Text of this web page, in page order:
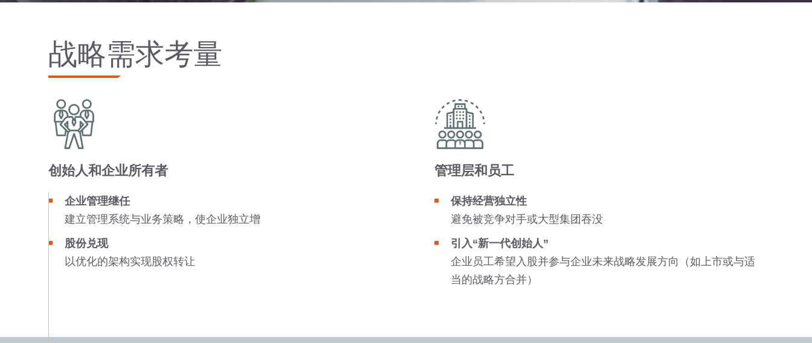
战略需求考量
创始人和企业所有者
企业管理继任
建立管理系统与业务策略，使企业独立增
股份兑现
以优化的架构实现股权转让
管理层和员工
保持经营独立性
避免被竞争对手或大型集团吞没
引入“新一代创始人”
企业员工希望入股并参与企业未来战略发展方向（如上市或与适
当的战略方合并）